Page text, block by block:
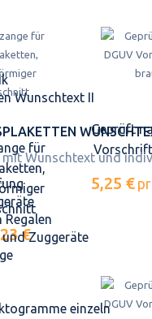
mit Wunschtext und
Regalen
Zuggeräte
für
€
Geprüft
5,25 €